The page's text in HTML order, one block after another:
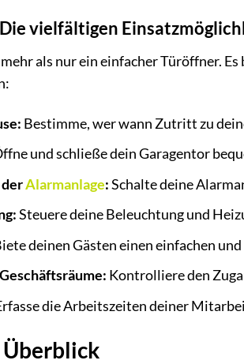
vielfältigen
als nur ein einfacher Türöffner.
Bestimme, wer wann Zutritt zu
und schließe dein Garagentor
Alarmanlage:Schalte deine
Steuere deine Beleuchtung und
deinen Gästen einen einfachen
Kontrolliere den
die Arbeitszeiten deiner
Überblick